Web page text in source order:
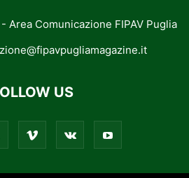
Area Comunicazione FIPAV Puglia
US